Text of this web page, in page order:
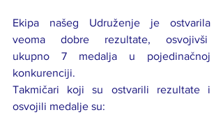
Ekipa našeg Udruženje je ostvarila
veoma dobre rezultate, osvojivši
ukupno 7 medalja u pojedinačnoj
konkurenciji.
Takmičari koji su ostvarili rezultate i
osvojili medalje su: